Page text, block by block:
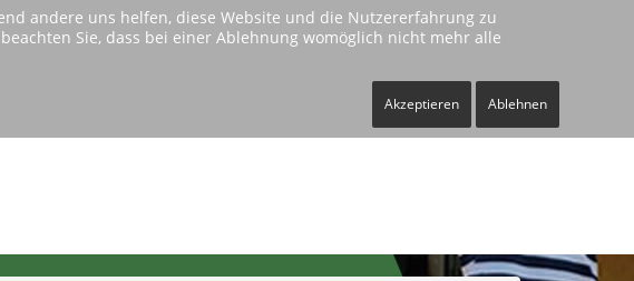
andere uns helfen, diese Website und die Nutzererfahrung zu
Sie, dass bei einer Ablehnung womöglich nicht mehr alle
Akzeptieren Ablehnen